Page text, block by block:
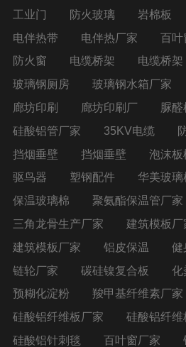
工业门 防火玻璃 岩棉板
电伴热带
电伴热厂家 百叶
防火窗
电缆桥架 电缆桥架
玻璃钢厕房
玻璃钢水箱厂家
廊坊印刷
廊坊印刷厂
脲
硅酸铝管厂家
35KV电缆
挡烟垂壁
挡烟垂壁
泡沫板
驱鸟器
塑钢配件
华美玻璃
保温玻璃棉
聚氨酯保温管厂家
三角龙骨生产厂家
建筑模板厂
建筑模板厂家
铝皮保温
健
链轮厂家
碳硅镍复合板
化
预糊化淀粉
羧甲基纤维素厂家
硅酸铝纤维板厂家
硅酸铝纤维
硅酸铝针刺毯
百叶窗厂家